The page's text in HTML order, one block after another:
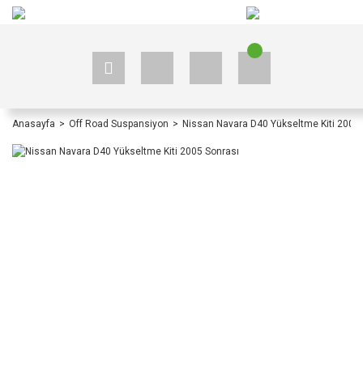
Anasayfa Off Road Suspansiyon Nissan Navara D40 Yükseltme Kiti 2005